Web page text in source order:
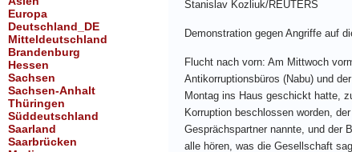
Europa
Deutschland_DE
Mitteldeutschland
Brandenburg
Hessen
Sachsen
Sachsen-Anhalt
Thüringen
Süddeutschland
Saarland
Saarbrücken
Stanislav Kozliuk/REUTERS
Demonstration gegen Angriffe auf
Flucht nach vorn: Am Mittwoch
Antikorruptionsbüros (Nabu) und
Montag ins Haus geschickt hatte,
Korruption beschlossen worden,
Gesprächspartner nannte, und der
alle hören, was die Gesellschaft